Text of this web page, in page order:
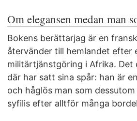
Om elegansen medan man
Bokens berättarjag är en
återvänder till hemlandet efter
militärtjänstgöring i Afrika. Det
där har satt sina spår: han är
och håglös man som
syfilis efter alltför många